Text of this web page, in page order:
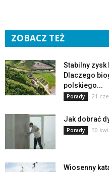
ZOBACZ TEŻ
Stabilny zysk
Dlaczego
polskiego...
Porady 21
Jak dobrać
Porady 30
Wiosenny